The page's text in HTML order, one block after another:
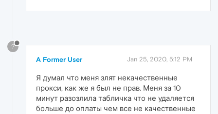
?
A Former User Jan 25, 2020, 5:12 PM
Я думал что меня злят некачественные
прокси, как же я был не прав. Меня за 10
минут разозлила табличка что не удаляется
больше до оплаты чем все не качественные